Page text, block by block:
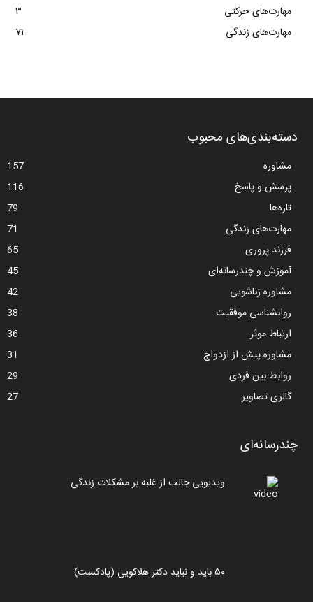
مهارت‌های حرکتی
۳
مهارت‌های زندگی
۷۱
دسته‌بندی‌های محبوب
مشاوره
157
پرسش و پاسخ
116
تازه‌ها
79
مهارت‌های زندگی
71
فرزند پروری
65
آموزش و چندرسانه‌ای
45
مشاوره زناشویی
42
روانشناسی موفقیت
38
ارتباط موثر
36
مشاوره پیش از ازدواج
31
روابط بین فردی
29
گالری تصاویر
27
چندرسانه‌ای
ویدیویی جالب از غلبه بر مشکلات زندگی
۵۰ باید و نباید دکتر هلاکویی (پادکست)